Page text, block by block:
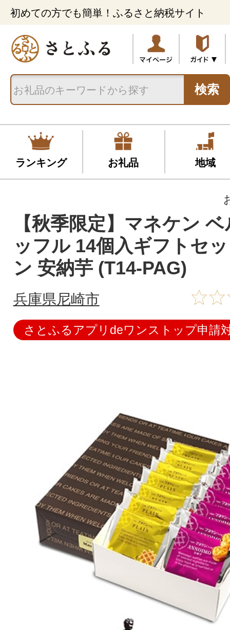
初めての方でも簡単！ふるさと納税サイト
検索
ランキング お礼品 地域
【秋季限定】マネケン
ッフル 14個入ギフトセ
ン 安納芋 (T14-PAG)
兵庫県尼崎市
さとふるアプリdeワンストップ申請